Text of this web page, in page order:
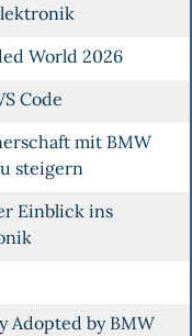
World 2026
Code
mit BMW
steigern
Einblick ins
Adopted by BMW